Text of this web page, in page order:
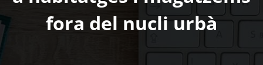
fora del nucli urbà